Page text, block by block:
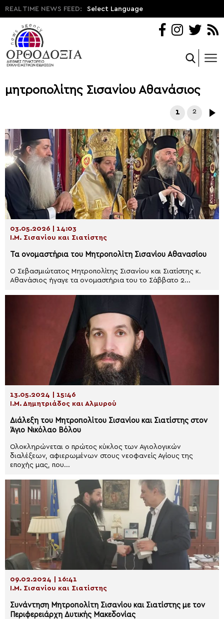
REAL TIME NEWS FEED: Select Language
μητροπολίτης Σισανίου Αθανάσιος
1 2
03.05.2026 | 14:03
Ι.Μ. Σισανίου και Σιατίστης
Τα ονομαστήρια του Μητροπολίτη Σισανίου Αθανασίου
Ο Σεβασμιώτατος Μητροπολίτης Σισανίου και Σιατίστης κ.
Αθανάσιος ήγαγε τα ονομαστήρια του το Σάββατο 2...
13.05.2024 | 15:46
Ι.Μ. Δημητριάδος και Αλμυρού
Διάλεξη του Μητροπολίτου Σισανίου και Σιατίστης στον
Άγιο Νικόλαο Βόλου
Ολοκληρώνεται ο πρώτος κύκλος των Αγιολογικών
διαλέξεων, αφιερωμένων στους νεοφανείς Αγίους της
εποχής μας, που...
09.02.2024 | 16:41
Ι.Μ. Σισανίου και Σιατίστης
Συνάντηση Μητροπολίτη Σισανίου και Σιατίστης με τον
Περιφερειάρχη Δυτικής Μακεδονίας